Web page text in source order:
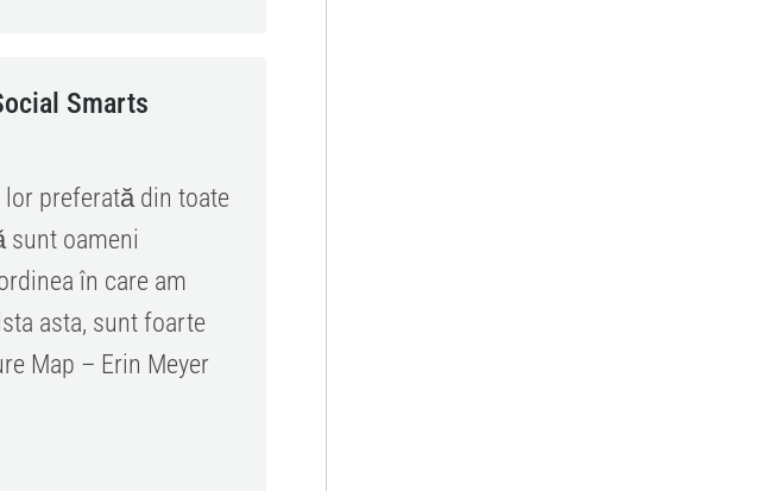
Smarts
lor preferată din toate
sunt oameni
în care am
asta, sunt foarte
Map – Erin Meyer